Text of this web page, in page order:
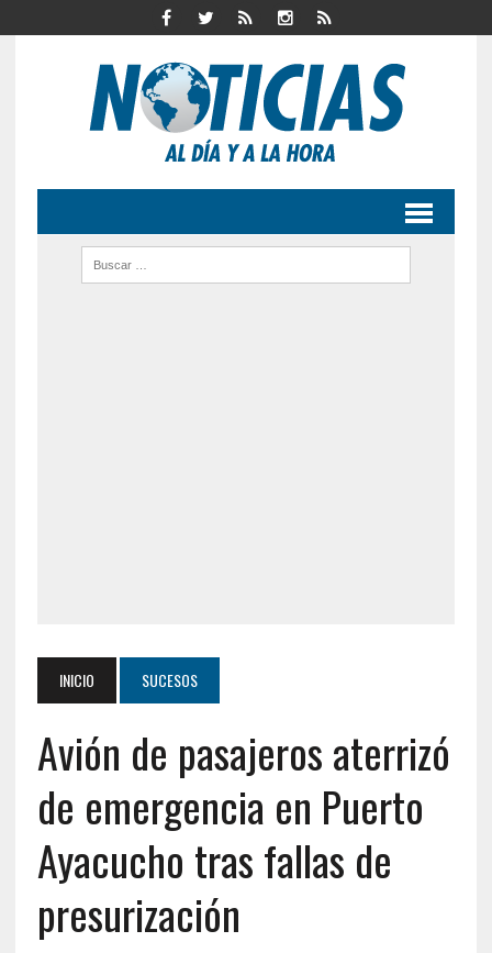
INICIO SUCESOS
Avión de pasajeros aterrizó
de emergencia en Puerto
Ayacucho tras fallas de
presurización